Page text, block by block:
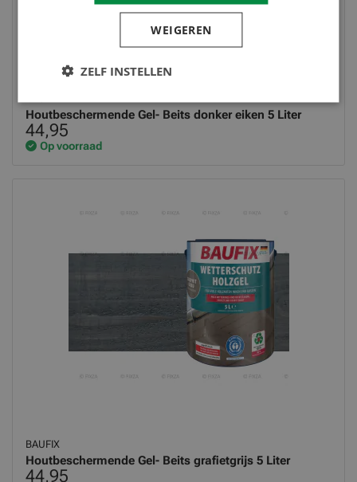
Houtbeschermende Gel- Beits donker eiken 5 Liter
44,95
Op voorraad
BAUFIX
Houtbeschermende Gel- Beits grafietgrijs 5 Liter
44,95
WEIGEREN
ZELF INSTELLEN